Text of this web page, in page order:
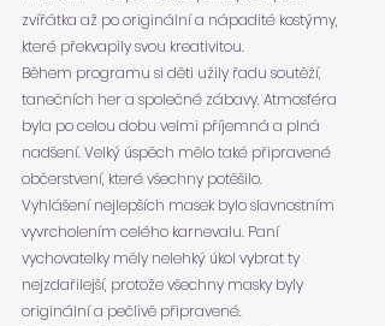
zvířátka až po originální a nápadité kostýmy,
které překvapily svou kreativitou.
Během programu si děti užily řadu soutěží,
tanečních her a společné zábavy. Atmosféra
byla po celou dobu velmi příjemná a plná
nadšení. Velký úspěch mělo také připravené
občerstvení, které všechny potěšilo.
Vyhlášení nejlepších masek bylo slavnostním
vyvrcholením celého karnevalu. Paní
vychovatelky měly nelehký úkol vybrat ty
nejzdařilejší, protože všechny masky byly
originální a pečlivě připravené.